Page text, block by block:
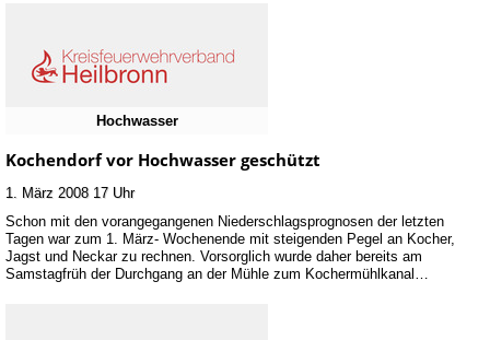
Hochwasser
Kochendorf vor Hochwasser geschützt
1. März 2008 17 Uhr
Schon mit den vorangegangenen Niederschlagsprognosen der letzten
Tagen war zum 1. März- Wochenende mit steigenden Pegel an Kocher,
Jagst und Neckar zu rechnen. Vorsorglich wurde daher bereits am
Samstagfrüh der Durchgang an der Mühle zum Kochermühlkanal…